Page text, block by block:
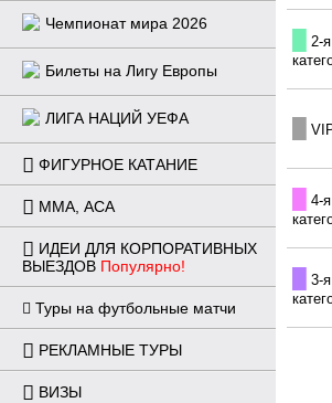
2-я
4-я
3-я
Чемпионат мира 2026
Билеты на Лигу Европы
ЛИГА НАЦИЙ УЕФА
ФИГУРНОЕ КАТАНИЕ
ММА, ACA
ИДЕИ ДЛЯ КОРПОРАТИВНЫХ
ВЫЕЗДОВ Популярно!
Туры на футбольные матчи
РЕКЛАМНЫЕ ТУРЫ
ВИЗЫ